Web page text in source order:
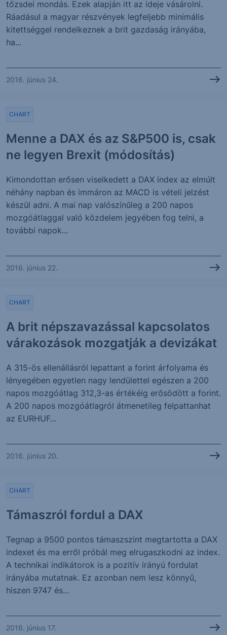
tőzsdei mondás. Ezek alapján itt az ideje vásárolni.
Ráadásul a magyar részvények legfeljebb minimális
kitettséggel rendelkeznek a brit gazdaság irányába,
ha...
2016. június 24.
Menne a DAX és az S&P500 is, csak
ne legyen Brexit (módosítás)
CHART
Kimondottan erősen viselkedett a DAX index az elmúlt
néhány napban és immáron az MACD is vételi jelzést
készül adni. A mai nap valószínűleg a 200 napos
mozgóátlaggal való közdelem jegyében fog telni, a
további napok...
2016. június 22.
A brit népszavazással kapcsolatos
várakozások mozgatják a devizákat
CHART
A 315-ös ellenállásról lepattant a forint árfolyama és
lényegében egyetlen nagy lendülettel egészen a 200
napos mozgóátlag 312,3-as értékéig erősödött a forint.
A 200 napos mozgóátlagról átmenetileg felpattanhat
az EURHUF...
2016. június 20.
Támaszról fordul a DAX
CHART
Tegnap a 9500 pontos támaszszint megtartotta a DAX
indexet és ma erről próbál meg elrugaszkodni az index.
A technikai indikátorok is a pozitív irányú fordulat
irányába mutatnak. Ez azonban nem lesz könnyű,
hiszen 9747 és...
2016. június 17.